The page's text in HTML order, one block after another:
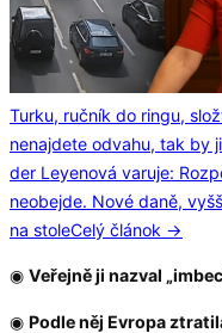
Turku, ručník do ringu,
nenajdete odvahu, tak by
der Leyenová varuje:
neobejde. Nové daně,
na stoleCelý článok →
◉ Veřejně ji nazval
◉ Podle něj Evropa